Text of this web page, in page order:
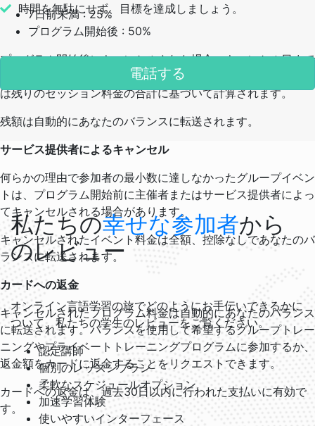
7日前未満 : 25%
プログラム開始後 : 50%
プログラム開始後にキャンセルされた場合、キャンセル日まで
に開始または完了したセッションは料金が発生します。返金額
は残りのセッション料金の合計に基づいて計算されます。
残額は自動的にあなたのバランスに転送されます。
サービス提供者によるキャンセル
何らかの理由で参加者の最小数に達しなかったグループイベン
トは、プログラム開始前に主催者またはサービス提供者によっ
てキャンセルされる場合があります。
キャンセルされたイベント料金は全額、控除なしであなたのバ
ランスに転送されます。
カードへの返金
キャンセルされたプログラム料金は自動的にあなたのバランス
に転送されます。バランスを使用して希望するグループトレー
ニングやプライベートトレーニングプログラムに参加するか、
返金額をカードに返金することをリクエストできます。
カードへの返金は、過去30日以内に行われた支払いに有効で
す。
時間を無駄にせず、目標を達成しましょう。
電話する
私たちの幸せな参加者から
のレビュー
オンライン言語学習の旅でどのようにお手伝いできるかに
ついて、私たちの学生のレビューをご覧ください。
認定講師
個別のレッスンプラン
柔軟なスケジュールオプション
加速学習体験
使いやすいインターフェース